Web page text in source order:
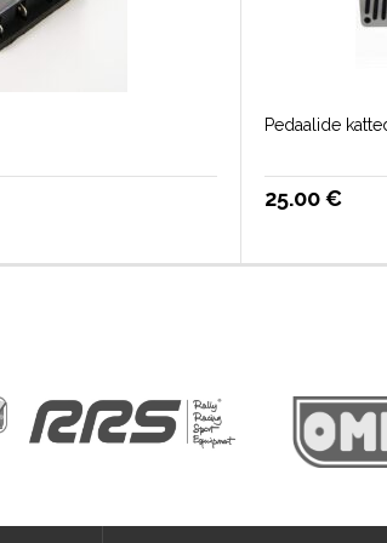
Pedaalide
25.00€